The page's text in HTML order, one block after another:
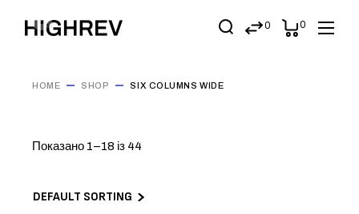
0 0
HOME SHOP SIX COLUMNS WIDE
Показано 1–18 із 44
DEFAULT SORTING